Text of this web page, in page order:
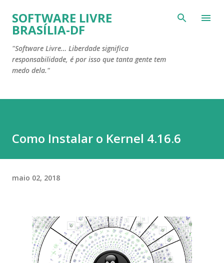
Pular para o conteúdo principal
SOFTWARE LIVRE
BRASÍLIA-DF
"Software Livre… Liberdade significa
responsabilidade, é por isso que tanta gente tem
medo dela."
Como Instalar o Kernel 4.16.6
maio 02, 2018